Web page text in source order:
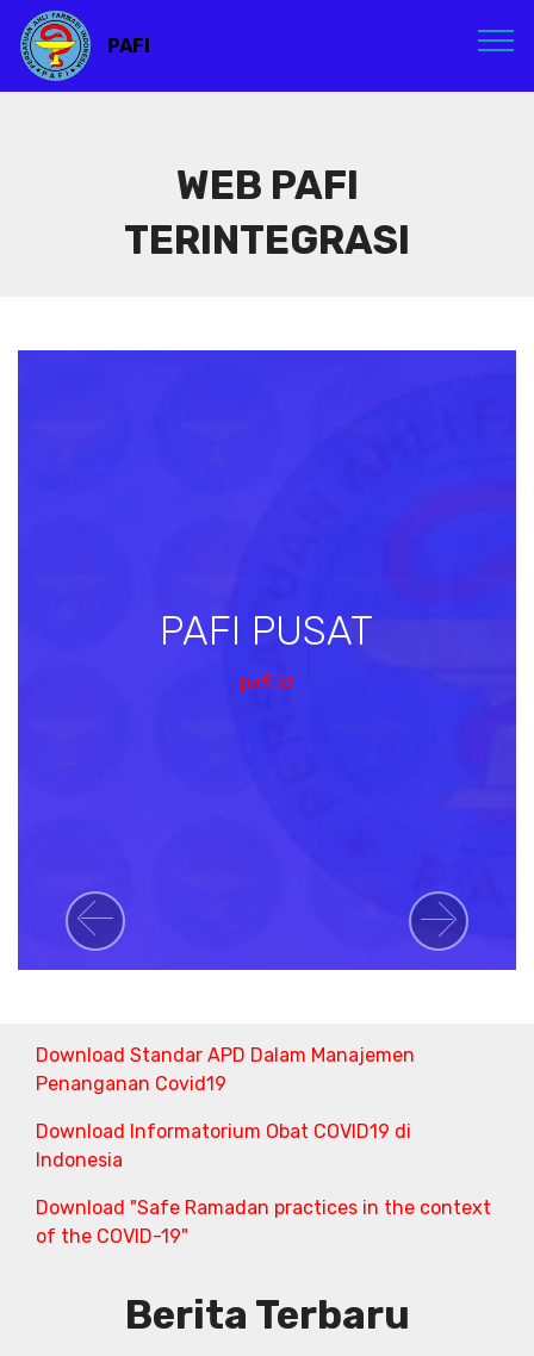
PAFI
WEB PAFI
TERINTEGRASI
PAFI PUSAT
pafi.id
Previous Next
Download Standar APD Dalam Manajemen
Penanganan Covid19
Download Informatorium Obat COVID19 di
Indonesia
Download "Safe Ramadan practices in the context
of the COVID-19"
Berita Terbaru